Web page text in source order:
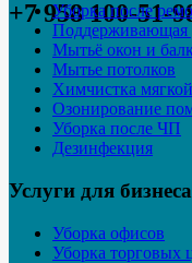
+7 958 100-51-
Уборка после
Поддерживающая
Мытьё окон и
Мытье потолков
Химчистка
Озонирование
Уборка после ЧП
Дезинфекция
Услуги для бизнеса
Уборка офисов
Уборка торговых